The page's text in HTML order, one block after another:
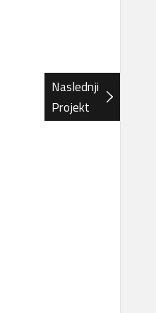
Naslednji
Projekt